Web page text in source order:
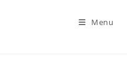
Menu